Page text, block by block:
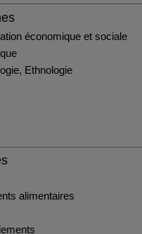
économique et sociale
Ethnologie
et gestion financière
alimentaires